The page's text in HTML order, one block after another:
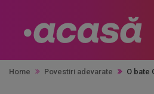
Home Povestiri adevarate O bate